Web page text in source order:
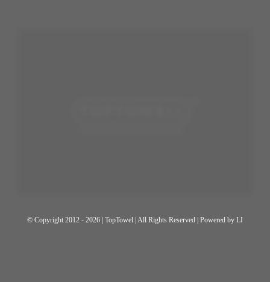
© Copyright 2012 - 2026 | TopTowel | All Rights Reserved | Powered by LI